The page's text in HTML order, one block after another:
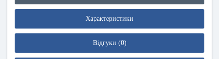
Характеристики
Відгуки (0)